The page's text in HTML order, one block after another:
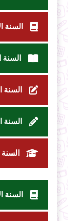
السنة
السنة
السنة
السنة
السنة